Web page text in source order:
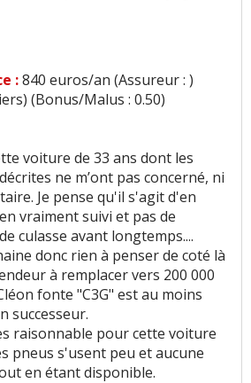
:840 euros/an (Assureur : )
(Bonus/Malus : 0.50)
voiture de 33 ans dont les
ne m’ont pas concerné, ni
Je pense qu'il s'agit d'en
vraiment suivi et pas de
culasse avant longtemps....
donc rien à penser de coté là
à remplacer vers 200 000
fonte "C3G" est au moins
successeur.
raisonnable pour cette voiture
pneus s'usent peu et aucune
en étant disponible.